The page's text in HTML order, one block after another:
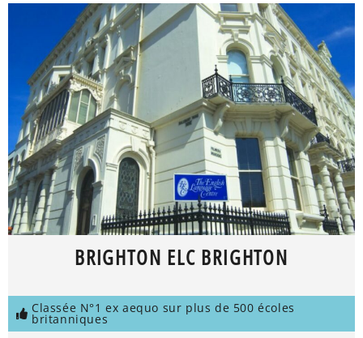
BRIGHTON ELC BRIGHTON
Classée N°1 ex aequo sur plus de 500 écoles
britanniques